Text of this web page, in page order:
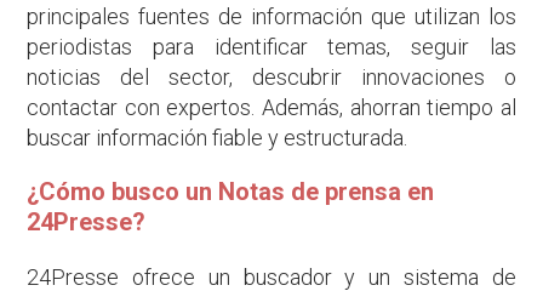
principales fuentes de información que utilizan los
periodistas para identificar temas, seguir las
noticias del sector, descubrir innovaciones o
contactar con expertos. Además, ahorran tiempo al
buscar información fiable y estructurada.
¿Cómo busco un Notas de prensa en
24Presse?
24Presse ofrece un buscador y un sistema de